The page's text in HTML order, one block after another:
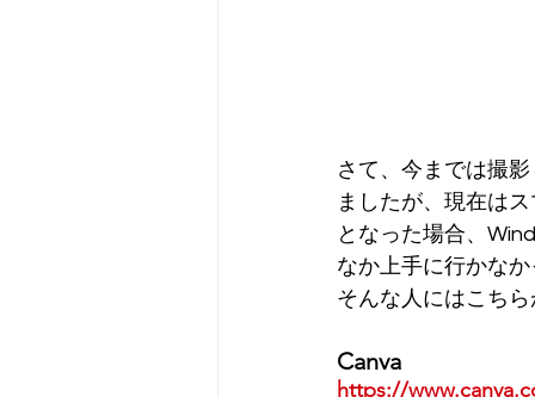
さて、今までは撮
ましたが、現在は
となった場合、
なか上手に行かな
そんな人にはこち
Canva
https://